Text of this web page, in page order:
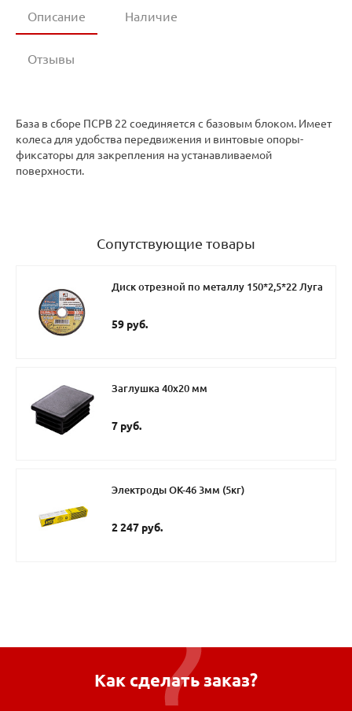
Описание Наличие
Отзывы
База в сборе ПСРВ 22 соединяется с базовым блоком. Имеет
колеса для удобства передвижения и винтовые опоры-
фиксаторы для закрепления на устанавливаемой
поверхности.
Сопутствующие товары
Диск отрезной по металлу 150*2,5*22 Луга
59 руб.
Заглушка 40х20 мм
7 руб.
Электроды ОК-46 3мм (5кг)
2 247 руб.
Как сделать заказ?